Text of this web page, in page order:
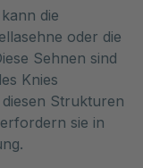
die
oder die
Sehnen sind
Knies
Strukturen
sie in